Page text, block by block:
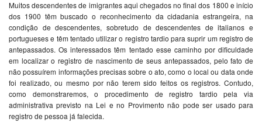
Muitos descendentes de imigrantes aqui chegados no final dos 1800 e início
dos 1900 têm buscado o reconhecimento da cidadania estrangeira, na
condição de descendentes, sobretudo de descendentes de italianos e
portugueses e têm tentado utilizar o registro tardio para suprir um registro de
antepassados. Os interessados têm tentado esse caminho por dificuldade
em localizar o registro de nascimento de seus antepassados, pelo fato de
não possuírem informações precisas sobre o ato, como o local ou data onde
foi realizado, ou mesmo por não terem sido feitos os registros. Contudo,
como demonstraremos, o procedimento de registro tardio pela via
administrativa previsto na Lei e no Provimento não pode ser usado para
registro de pessoa já falecida.